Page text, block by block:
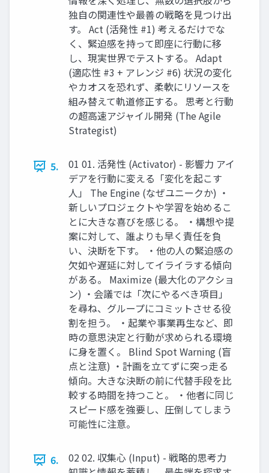
独自の関連性や最善の戦略を見つけ出
す。 Act (活発性 #1) 考えるだけでな
く、緊迫感を持って即座に行動に移
し、現実世界でテストする。 Adapt
(適応性 #3 + アレンジ #6) 状況の変化
やカオスを恐れず、柔軟にリソースを
組み替えて軌道修正する。 思考と行動
の超高速アジャイル開発 (The Agile
Strategist)
5.
01 01. 活発性 (Activator) - 影響力 アイ
デアを行動に変える「変化を起こす
人」 The Engine (なぜユニークか) ・
新しいプロジェクトや学習を始めるこ
とに大きな喜びを感じる。 ・構想や提
案に対して、誰よりも早く責任を負
い、決断を下す。 ・他の人の緊迫感の
欠如や遅延に対してイライラする傾向
がある。 Maximize (最大化のアクショ
ン) ・会議では「次にやるべき項目」
を尋ね、グループにコミットさせる役
割を担う。 ・起業や事業再生など、即
時の意思決定と行動が求められる環境
に身を置く。 Blind Spot Warning (盲
点と注意) ・計画を立てずに突っ走る
傾向。大きな決断の前に代替手段を比
較する時間を持つこと。 ・他者に同じ
スピード感を強要し、圧倒してしまう
可能性に注意。
6.
02 02. 収集心 (Input) - 戦略的思考力